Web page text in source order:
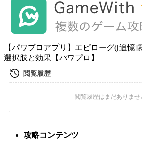
【パワプロアプリ】エピローグ([追憶]
選択肢と効果【パワプロ】
攻略コンテンツ